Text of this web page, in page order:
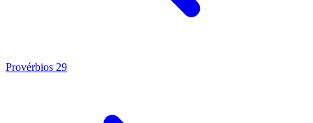
Provérbios 29